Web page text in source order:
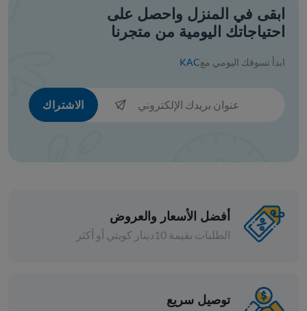
ابقى في المنزل واحصل على
احتياجاتك اليومية من متجرنا
ابدأ تسوقك اليومي معKAC
الاشتراك
أفضل الأسعار والعروض
الطلبات بقيمة 10دينار كويتي أو أكثر
توصيل سريع